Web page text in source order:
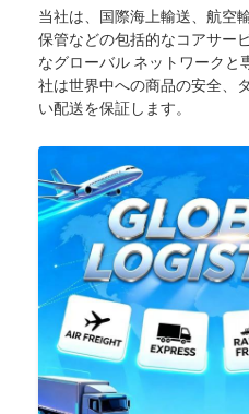
当社は、国際海上輸送、航空
保管などの包括的なコアサー
なグローバル ネットワークと
社は世界中への商品の安全、
い配送を保証します。